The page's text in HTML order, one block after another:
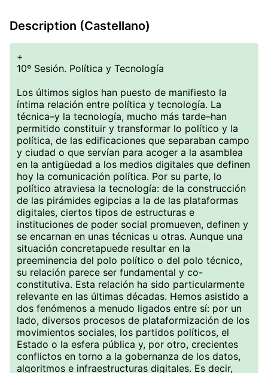
Description (Castellano)
+
10º Sesión. Política y Tecnología
Los últimos siglos han puesto de manifiesto la
íntima relación entre política y tecnología. La
técnica–y la tecnología, mucho más tarde–han
permitido constituir y transformar lo político y la
política, de las edificaciones que separaban campo
y ciudad o que servían para acoger a la asamblea
en la antigüedad a los medios digitales que definen
hoy la comunicación política. Por su parte, lo
político atraviesa la tecnología: de la construcción
de las pirámides egipcias a la de las plataformas
digitales, ciertos tipos de estructuras e
instituciones de poder social promueven, definen y
se encarnan en unas técnicas u otras. Aunque una
situación concretapuede resultar en la
preeminencia del polo político o del polo técnico,
su relación parece ser fundamental y co-
constitutiva. Esta relación ha sido particularmente
relevante en las últimas décadas. Hemos asistido a
dos fenómenos a menudo ligados entre sí: por un
lado, diversos procesos de plataformización de los
movimientos sociales, los partidos políticos, el
Estado o la esfera pública y, por otro, crecientes
conflictos en torno a la gobernanza de los datos,
algoritmos e infraestructuras digitales. Es decir,